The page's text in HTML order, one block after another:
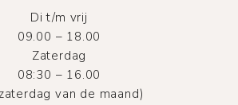
Di t/m vrij
09.00 – 18.00
Zaterdag
08:30 – 16.00
van de maand)